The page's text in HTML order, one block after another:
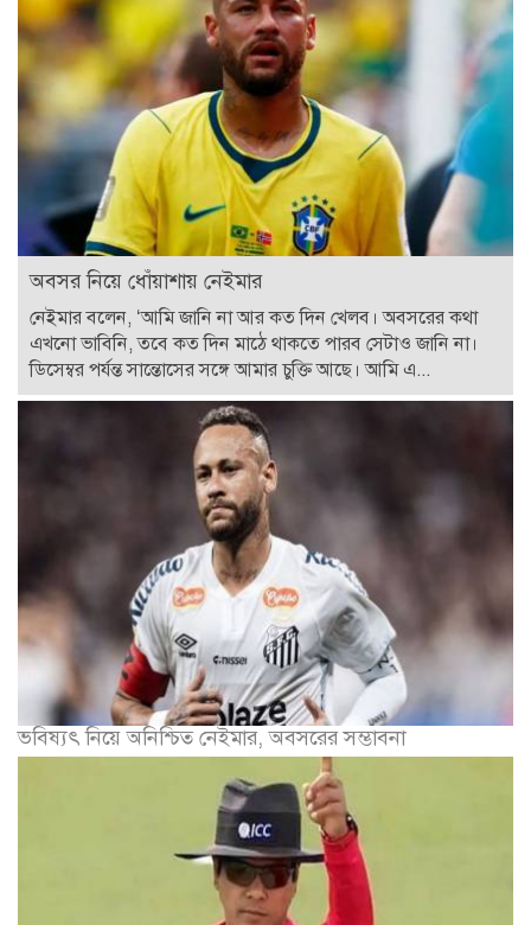
অবসর নিয়ে ধোঁয়াশায় নেইমার
নেইমার বলেন, ‘আমি জানি না আর কত দিন খেলব। অবসরের কথা
এখনো ভাবিনি, তবে কত দিন মাঠে থাকতে পারব সেটাও জানি না।
ডিসেম্বর পর্যন্ত সান্তোসের সঙ্গে আমার চুক্তি আছে। আমি এ...
ভবিষ্যৎ নিয়ে অনিশ্চিত নেইমার, অবসরের সম্ভাবনা